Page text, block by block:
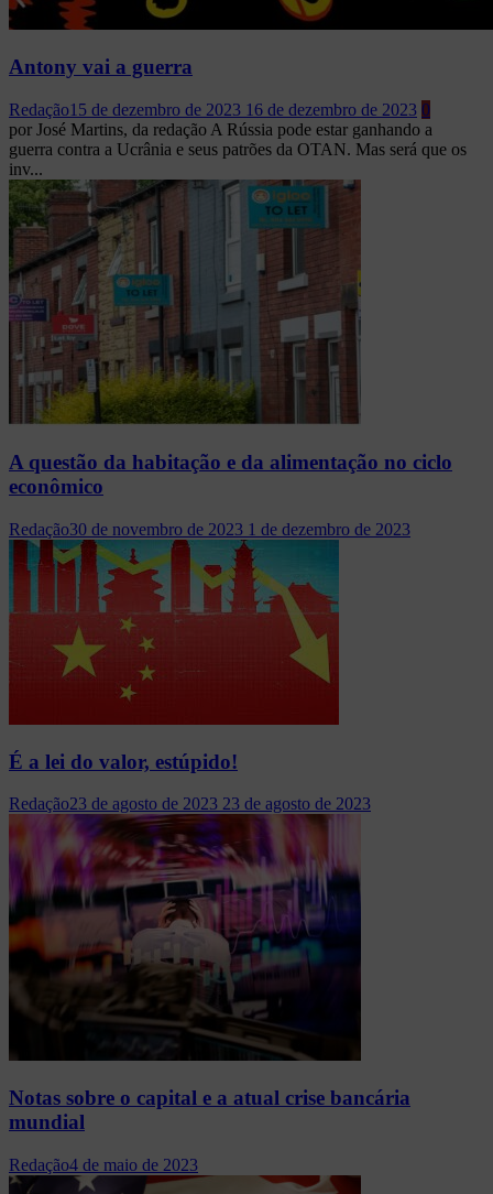
Antony vai a guerra
Redação15 de dezembro de 2023 16 de dezembro de 2023 0
por José Martins, da redação A Rússia pode estar ganhando a
guerra contra a Ucrânia e seus patrões da OTAN. Mas será que os
inv...
A questão da habitação e da alimentação no ciclo
econômico
Redação30 de novembro de 2023 1 de dezembro de 2023
É a lei do valor, estúpido!
Redação23 de agosto de 2023 23 de agosto de 2023
Notas sobre o capital e a atual crise bancária
mundial
Redação4 de maio de 2023